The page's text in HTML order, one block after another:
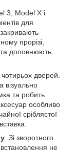
3, Model X і
для
прорізі,
та доповнюють
дверей.
візуально
та робить
особливо
сріблястої
. Зі зворотного
встановлення не